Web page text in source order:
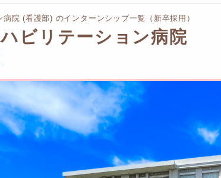
院 (看護部) のインターンシップ一覧（新卒採用）
ビリテーション病院